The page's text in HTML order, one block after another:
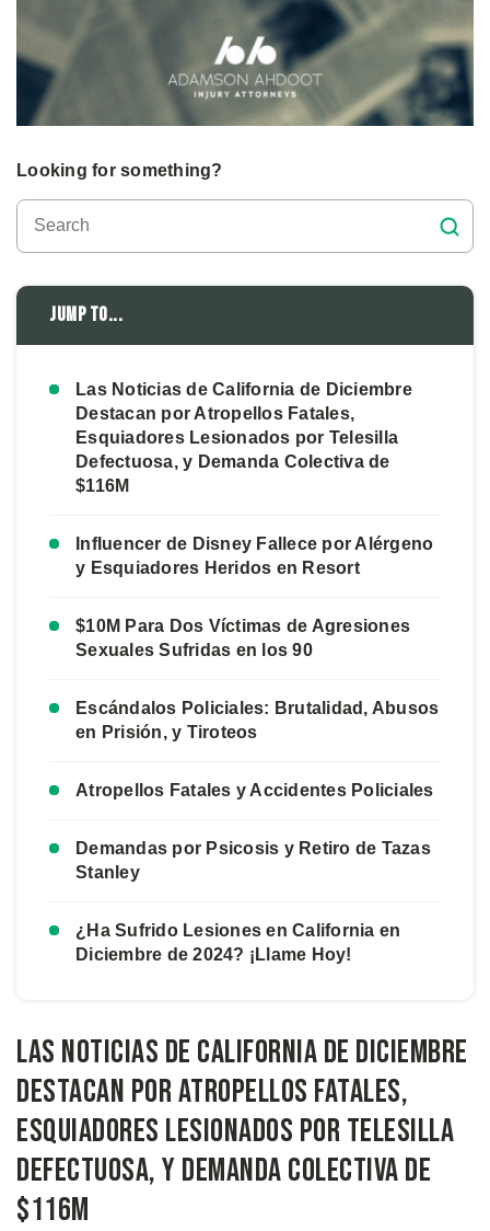
Looking for something?
Jump to...
Las Noticias de California de Diciembre
Destacan por Atropellos Fatales,
Esquiadores Lesionados por Telesilla
Defectuosa, y Demanda Colectiva de
$116M
Influencer de Disney Fallece por Alérgeno
y Esquiadores Heridos en Resort
$10M Para Dos Víctimas de Agresiones
Sexuales Sufridas en los 90
Escándalos Policiales: Brutalidad, Abusos
en Prisión, y Tiroteos
Atropellos Fatales y Accidentes Policiales
Demandas por Psicosis y Retiro de Tazas
Stanley
¿Ha Sufrido Lesiones en California en
Diciembre de 2024? ¡Llame Hoy!
Las Noticias de California de Diciembre
Destacan por Atropellos Fatales,
Esquiadores Lesionados por Telesilla
Defectuosa, y Demanda Colectiva de
$116M